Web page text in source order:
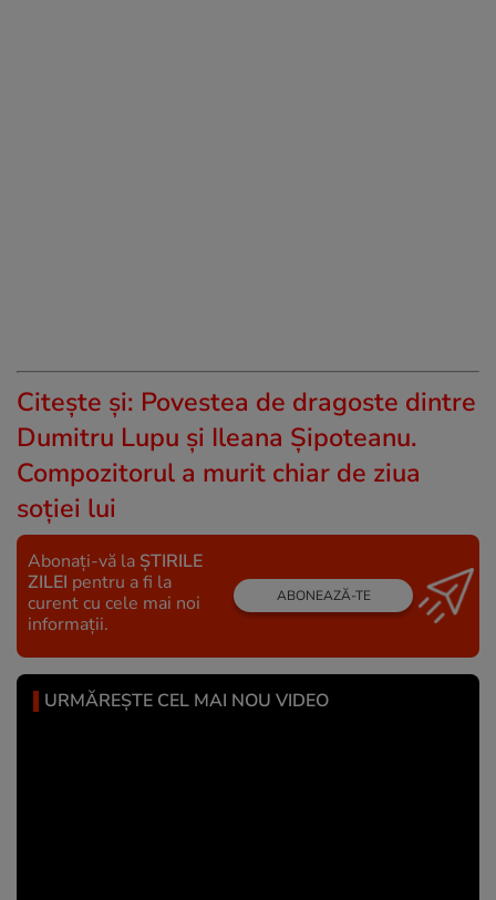
Citeşte şi: Povestea de dragoste dintre
Dumitru Lupu și Ileana Șipoteanu.
Compozitorul a murit chiar de ziua
soției lui
Abonați-vă la ȘTIRILE
ZILEI pentru a fi la
curent cu cele mai noi
informații.
ABONEAZĂ-TE
URMĂREȘTE CEL MAI NOU VIDEO